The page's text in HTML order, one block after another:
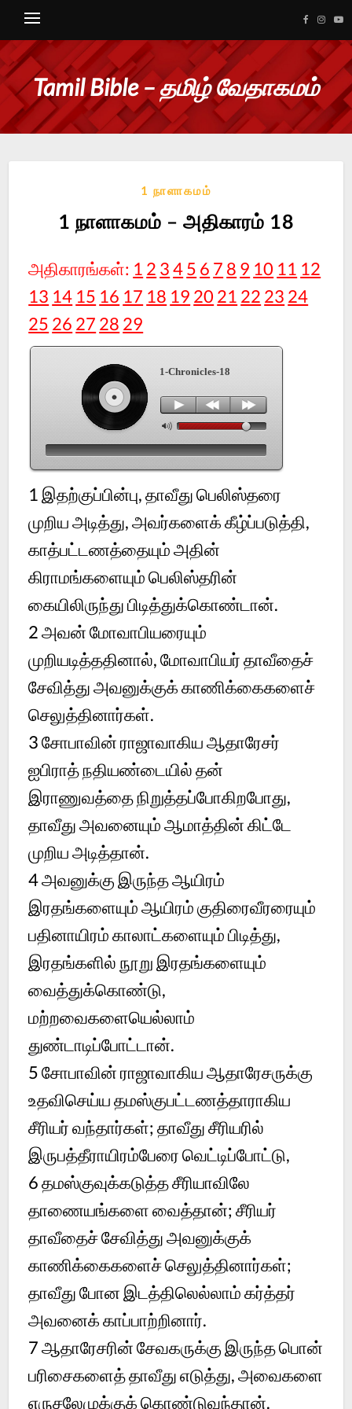
Tamil Bible – தமிழ் வேதாகமம்
1 நாளாகமம்
1 நாளாகமம் – அதிகாரம் 18
அதிகாரங்கள்: 1 2 345 6 7 8 9 10 11 12
13 14 15 16 17 18 19 20 21 22 23 24
25 26 27 28 29
1-Chronicles-18
1 இதற்குப்பின்பு, தாவீது பெலிஸ்தரை
முறிய அடித்து, அவர்களைக் கீழ்ப்படுத்தி,
காத்பட்டணத்தையும் அதின்
கிராமங்களையும் பெலிஸ்தரின்
கையிலிருந்து பிடித்துக்கொண்டான்.
2அவன் மோவாபியரையும்
முறியடித்ததினால், மோவாபியர் தாவீதைச்
சேவித்து அவனுக்குக் காணிக்கைகளைச்
செலுத்தினார்கள்.
3சோபாவின் ராஜாவாகிய ஆதாரேசர்
ஐபிராத் நதியண்டையில் தன்
இராணுவத்தை நிறுத்தப்போகிறபோது,
தாவீது அவனையும் ஆமாத்தின் கிட்டே
முறிய அடித்தான்.
4அவனுக்கு இருந்த ஆயிரம்
இரதங்களையும் ஆயிரம் குதிரைவீரரையும்
பதினாயிரம் காலாட்களையும் பிடித்து,
இரதங்களில் நூறு இரதங்களையும்
வைத்துக்கொண்டு,
மற்றவைகளையெல்லாம்
துண்டாடிப்போட்டான்.
5சோபாவின் ராஜாவாகிய ஆதாரேசருக்கு
உதவிசெய்ய தமஸ்குபட்டணத்தாராகிய
சீரியர் வந்தார்கள்; தாவீது சீரியரில்
இருபத்தீராயிரம்பேரை வெட்டிப்போட்டு,
6தமஸ்குவுக்கடுத்த சீரியாவிலே
தாணையங்களை வைத்தான்; சீரியர்
தாவீதைச் சேவித்து அவனுக்குக்
காணிக்கைகளைச் செலுத்தினார்கள்;
தாவீது போன இடத்திலெல்லாம் கர்த்தர்
அவனைக் காப்பாற்றினார்.
7ஆதாரேசரின் சேவகருக்கு இருந்த பொன்
பரிசைகளைத் தாவீது எடுத்து, அவைகளை
எருசலேமுக்குக் கொண்டுவந்தான்.